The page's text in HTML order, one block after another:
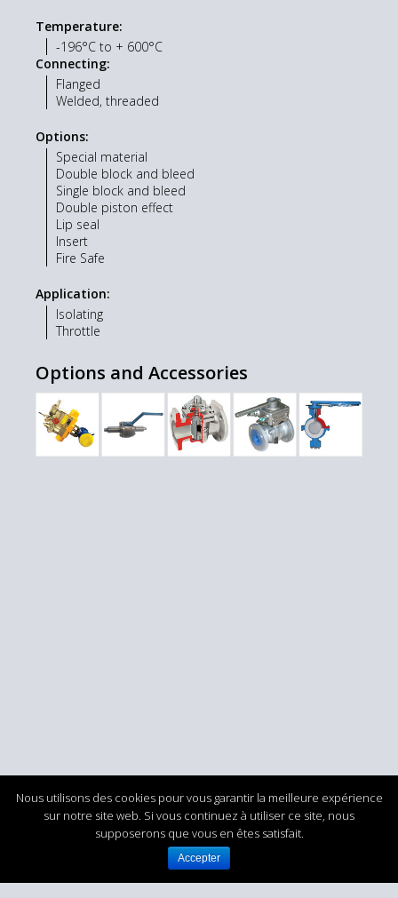
Temperature:
-196°C to + 600°C
Connecting:
Flanged
Welded, threaded
Options:
Special material
Double block and bleed
Single block and bleed
Double piston effect
Lip seal
Insert
Fire Safe
Application:
Isolating
Throttle
Options and Accessories
DIRO ATLANTIQUE - Robinetterie et régulation
Nous utilisons des cookies pour vous garantir la meilleure expérience
sur notre site web. Si vous continuez à utiliser ce site, nous
supposerons que vous en êtes satisfait.
Accepter